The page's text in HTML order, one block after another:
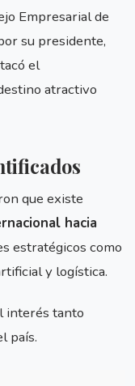
Empresarial de
su presidente,
el
atractivo
que existe
hacia
estratégicos como
y logística.
interés tanto
país.